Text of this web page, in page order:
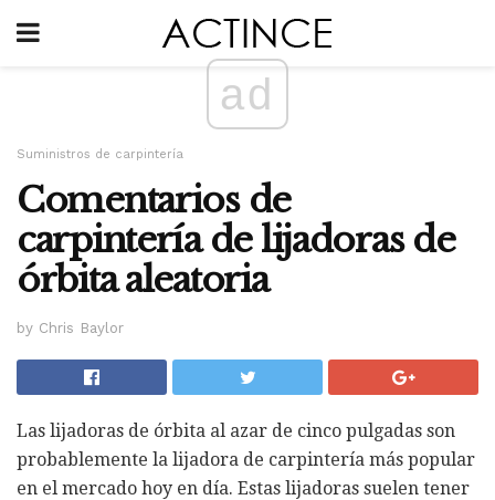
ad
Suministros de carpintería
Comentarios de
carpintería de lijadoras de
órbita aleatoria
by Chris Baylor
Las lijadoras de órbita al azar de cinco pulgadas son
probablemente la lijadora de carpintería más popular
en el mercado hoy en día. Estas lijadoras suelen tener